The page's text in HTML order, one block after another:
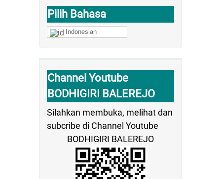
Pilih Bahasa
Indonesian
Channel Youtube
BODHIGIRI BALEREJO
Silahkan membuka, melihat dan
subcribe di Channel Youtube
BODHIGIRI BALEREJO